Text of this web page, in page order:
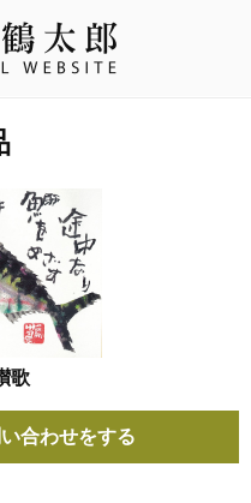
歌
合わせをする